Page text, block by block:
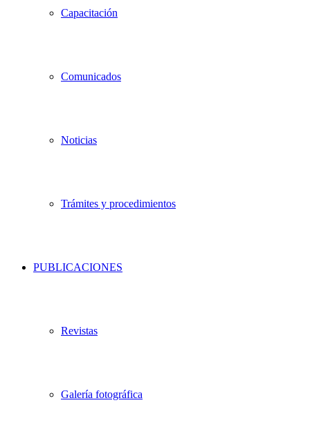
Capacitación
Comunicados
Noticias
Trámites y procedimientos
PUBLICACIONES
Revistas
Galería fotográfica